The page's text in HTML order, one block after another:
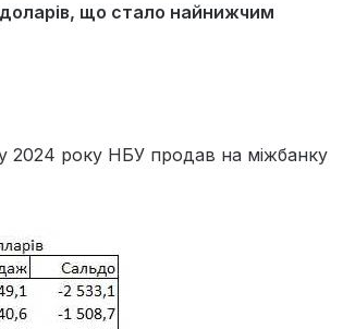
що стало найнижчим
2024 року НБУ продав на міжбанку